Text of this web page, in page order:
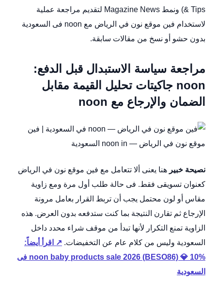
& Tips) ونمط Magazine News لتقديم مراجعة عملية
لاستخدام فين موقع نون في الرياض مع noon فى السعودية
بدون حشو أو نسخ من مقالات سابقة.
مراجعة سياسة الاستبدال قبل الدفع:
noon جاكيتات تحليل القيمة مقابل
الضمان والإرجاع مع noon
نصيحة خبير هنا يعنى ألا تتعامل مع فين موقع نون في الرياض
كعنوان تسويقى فقط. فى حالة طلب أول مرة ومع زاوية
مقاس أو لون محتمل يجب أن تربط القرار بعامل مرونة
الإرجاع ثم تقارن النتيجة بما كنت ستدفعه بدون العرض. هذه
الزاوية تمنع التكرار لأنها تبدأ من موقف شراء محدد داخل
السعودية وليس من كلام عام عن التخفيضات. ↗ اقرأ أيضاً:
noon baby products sale 2026 (BESO86) 💎 10% فى
السعودية